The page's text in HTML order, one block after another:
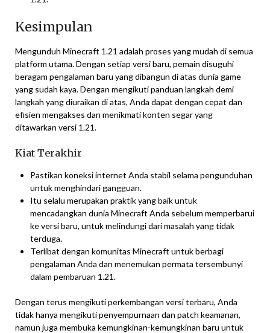
Kesimpulan
Mengunduh Minecraft 1.21 adalah proses yang mudah di semua
platform utama. Dengan setiap versi baru, pemain disuguhi
beragam pengalaman baru yang dibangun di atas dunia game
yang sudah kaya. Dengan mengikuti panduan langkah demi
langkah yang diuraikan di atas, Anda dapat dengan cepat dan
efisien mengakses dan menikmati konten segar yang
ditawarkan versi 1.21.
Kiat Terakhir
Pastikan koneksi internet Anda stabil selama pengunduhan
untuk menghindari gangguan.
Itu selalu merupakan praktik yang baik untuk
mencadangkan dunia Minecraft Anda sebelum memperbarui
ke versi baru, untuk melindungi dari masalah yang tidak
terduga.
Terlibat dengan komunitas Minecraft untuk berbagi
pengalaman Anda dan menemukan permata tersembunyi
dalam pembaruan 1.21.
Dengan terus mengikuti perkembangan versi terbaru, Anda
tidak hanya mengikuti penyempurnaan dan patch keamanan,
namun juga membuka kemungkinan-kemungkinan baru untuk